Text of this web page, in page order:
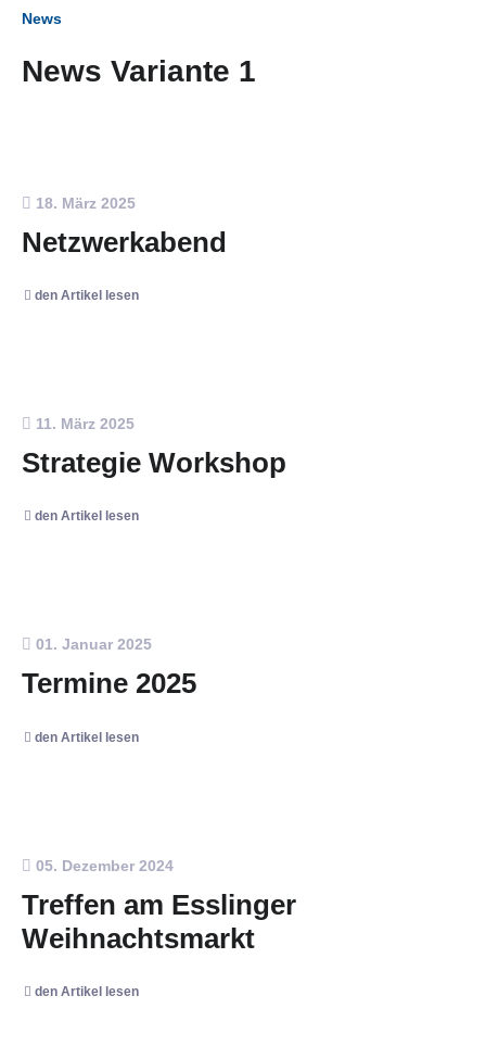
News
News Variante 1
18. März 2025
Netzwerkabend
den Artikel lesen
11. März 2025
Strategie Workshop
den Artikel lesen
01. Januar 2025
Termine 2025
den Artikel lesen
05. Dezember 2024
Treffen am Esslinger
Weihnachtsmarkt
den Artikel lesen